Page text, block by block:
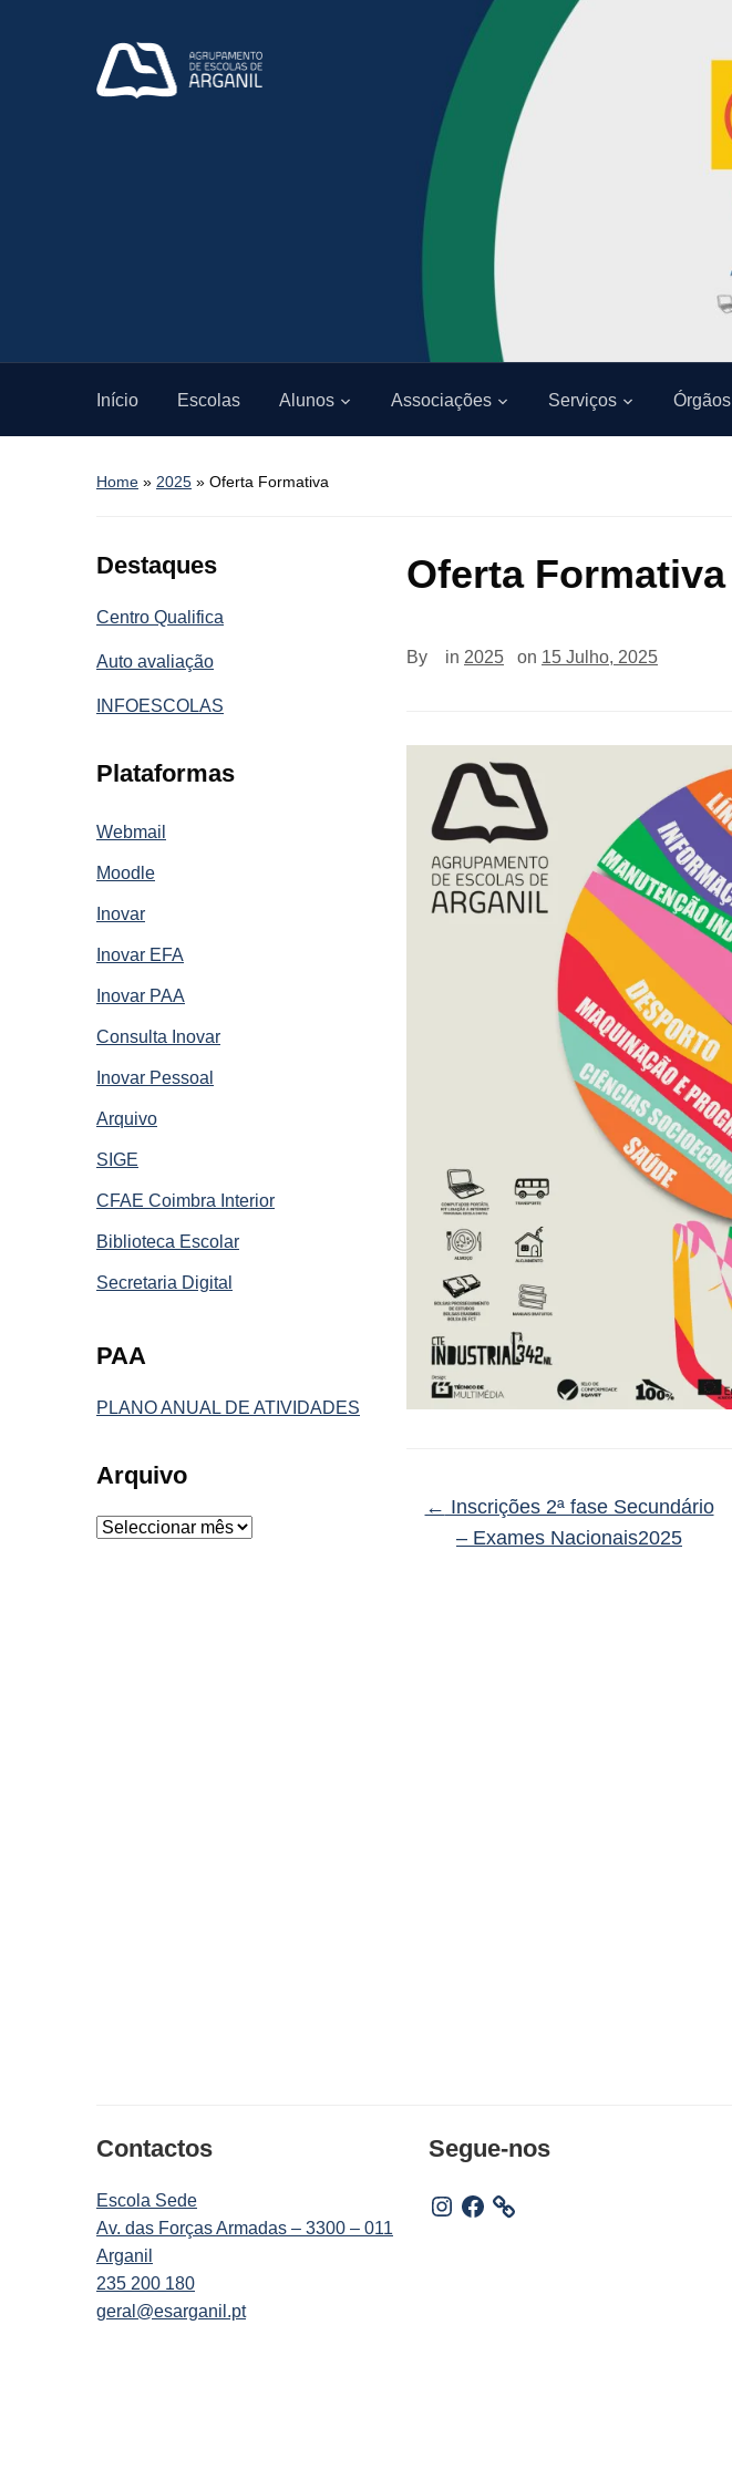
Início Escolas Alunos Associações Serviços Órgãos
Home » 2025 » Oferta Formativa
Destaques
Centro Qualifica
Auto avaliação
INFOESCOLAS
Plataformas
Webmail
Moodle
Inovar
Inovar EFA
Inovar PAA
Consulta Inovar
Inovar Pessoal
Arquivo
SIGE
CFAE Coimbra Interior
Biblioteca Escolar
Secretaria Digital
PAA
PLANO ANUAL DE ATIVIDADES
Arquivo
Arquivo
Oferta Formativa
By in 2025 on 15 Julho, 2025
← Inscrições 2ª fase Secundário
– Exames Nacionais2025
Contactos
Escola Sede
Av. das Forças Armadas – 3300 – 011
Arganil
235 200 180
geral@esarganil.pt
Segue-nos
Instagram
Facebook